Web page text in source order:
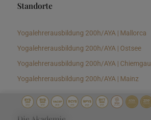
Standorte
Yogalehrerausbildung 200h/AYA | Mallorca
Yogalehrerausbildung 200h/AYA | Ostsee
Yogalehrerausbildung 200h/AYA |
Yogalehrerausbildung 200h/AYA | Mainz